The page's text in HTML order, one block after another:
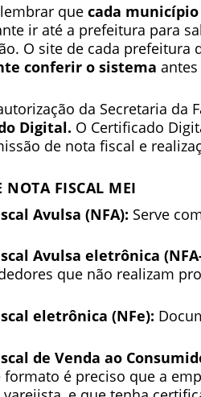
que cada
ir até a prefeitura para
O site de cada prefeitura
conferir o sistema
da Secretaria da
Digital. O Certificado
de nota fiscal e
NOTA FISCAL MEI
Avulsa (NFA): Serve
Avulsa eletrônica
que não realizam
eletrônica (NFe):
de Venda ao
formato é preciso que a